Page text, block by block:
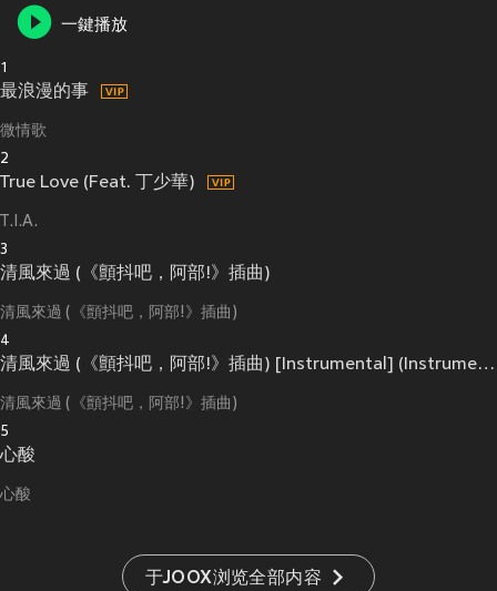
一鍵播放
1
最浪漫的事
微情歌
2
True Love (Feat. 丁少華)
T.I.A.
3
清風來過 (《顫抖吧，阿部!》插曲)
清風來過 (《顫抖吧，阿部!》插曲)
4
清風來過 (《顫抖吧，阿部!》插曲) [Instrumental] (Instrument)
清風來過 (《顫抖吧，阿部!》插曲)
5
心酸
心酸
于JOOX浏览全部内容